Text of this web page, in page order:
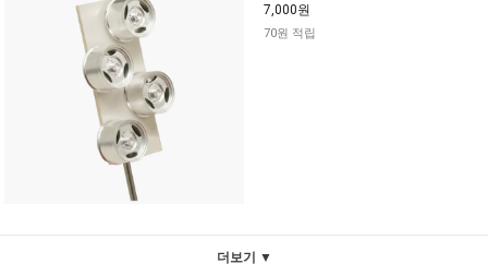
7,000원
70원 적립
더보기 ▼